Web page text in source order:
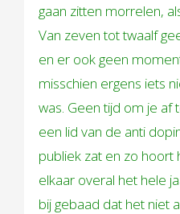
gaan zitten morrelen,
Van zeven tot twaalf
en er ook geen
misschien ergens iets
was. Geen tijd om je af
een lid van de anti
publiek zat en zo hoort
elkaar overal het hele
bij gebaad dat het niet